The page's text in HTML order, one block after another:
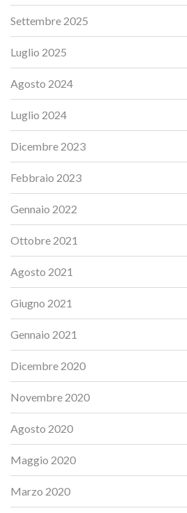
Settembre 2025
Luglio 2025
Agosto 2024
Luglio 2024
Dicembre 2023
Febbraio 2023
Gennaio 2022
Ottobre 2021
Agosto 2021
Giugno 2021
Gennaio 2021
Dicembre 2020
Novembre 2020
Agosto 2020
Maggio 2020
Marzo 2020